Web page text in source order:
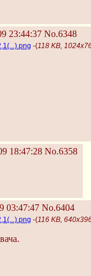
23:44:37 No.6348
-(118 KB,
18:47:28 No.6358
03:47:47 No.6404
-(116 KB,